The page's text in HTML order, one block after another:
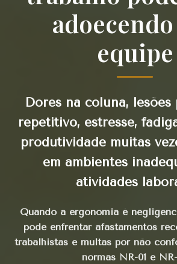
equipe
Dores na coluna,
repetitivo, estresse,
produtividade muitas
em ambientes
atividades
Quando a ergonomia é
pode enfrentar afastamentos
trabalhistas e multas por não
normas NR-01 e NR-